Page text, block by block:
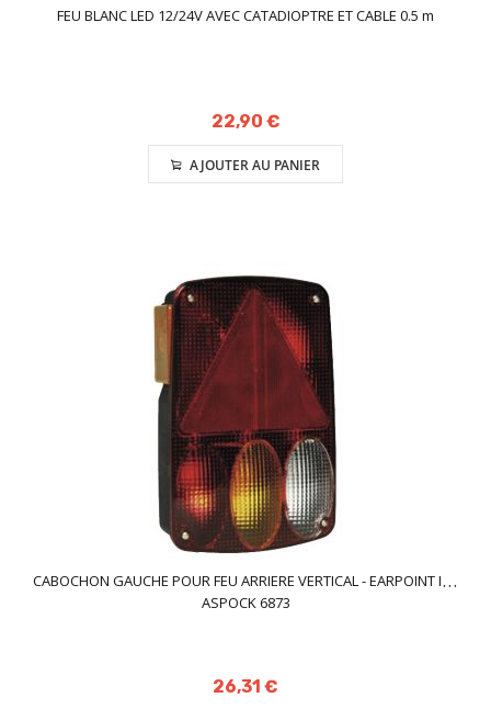
FEU BLANC LED 12/24V AVEC CATADIOPTRE ET CABLE 0.5 m
22,90 €
AJOUTER AU PANIER
CABOCHON GAUCHE POUR FEU ARRIERE VERTICAL - EARPOINT IV -
ASPOCK 6873
26,31 €